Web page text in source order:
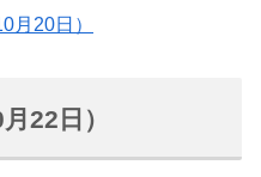
月20日）
22日）